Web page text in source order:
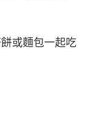
或麵包一起吃